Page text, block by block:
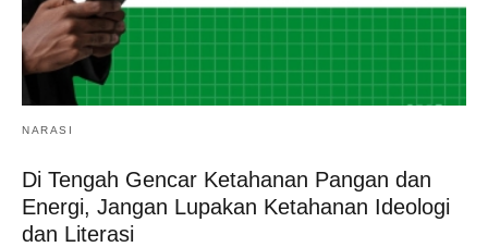
NARASI
Di Tengah Gencar Ketahanan Pangan dan
Energi, Jangan Lupakan Ketahanan Ideologi
dan Literasi